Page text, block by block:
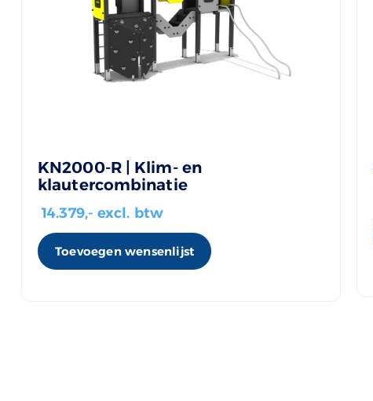
KN2000-R | Klim- en
klautercombinatie
14.379,- excl. btw
Toevoegen wensenlijst